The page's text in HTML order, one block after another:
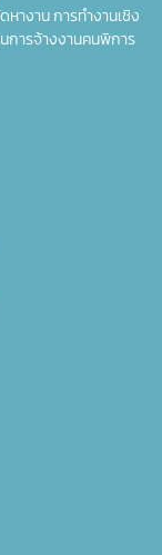
างาน การทำงานเชิง
การจ้างงานคนพิการ